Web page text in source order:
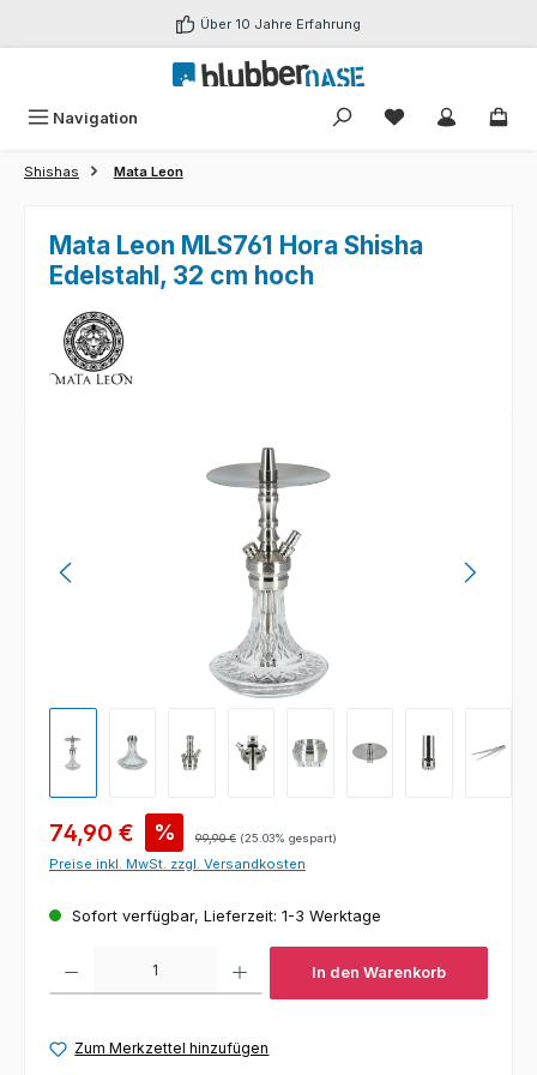
Zum Hauptinhalt springen Über 10 Jahre Erfahrung
Navigation Du hast 0
Shishas Mata Leon
Mata Leon MLS761 Hora Shisha
Edelstahl, 32 cm hoch
Verkaufspreis:
74,90 € % Regulärer Preis:
99,90 € (25.03% gespart)
Preise inkl. MwSt. zzgl. Versandkosten
Sofort verfügbar, Lieferzeit: 1-3 Werktage
In den Warenkorb
Zum Merkzettel hinzufügen